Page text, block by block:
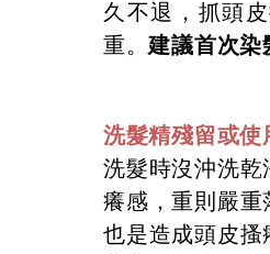
久不退，抓頭
重。建議首次染
洗髮精殘留或使
洗髮時沒沖洗乾
癢感，重則嚴
也是造成頭皮